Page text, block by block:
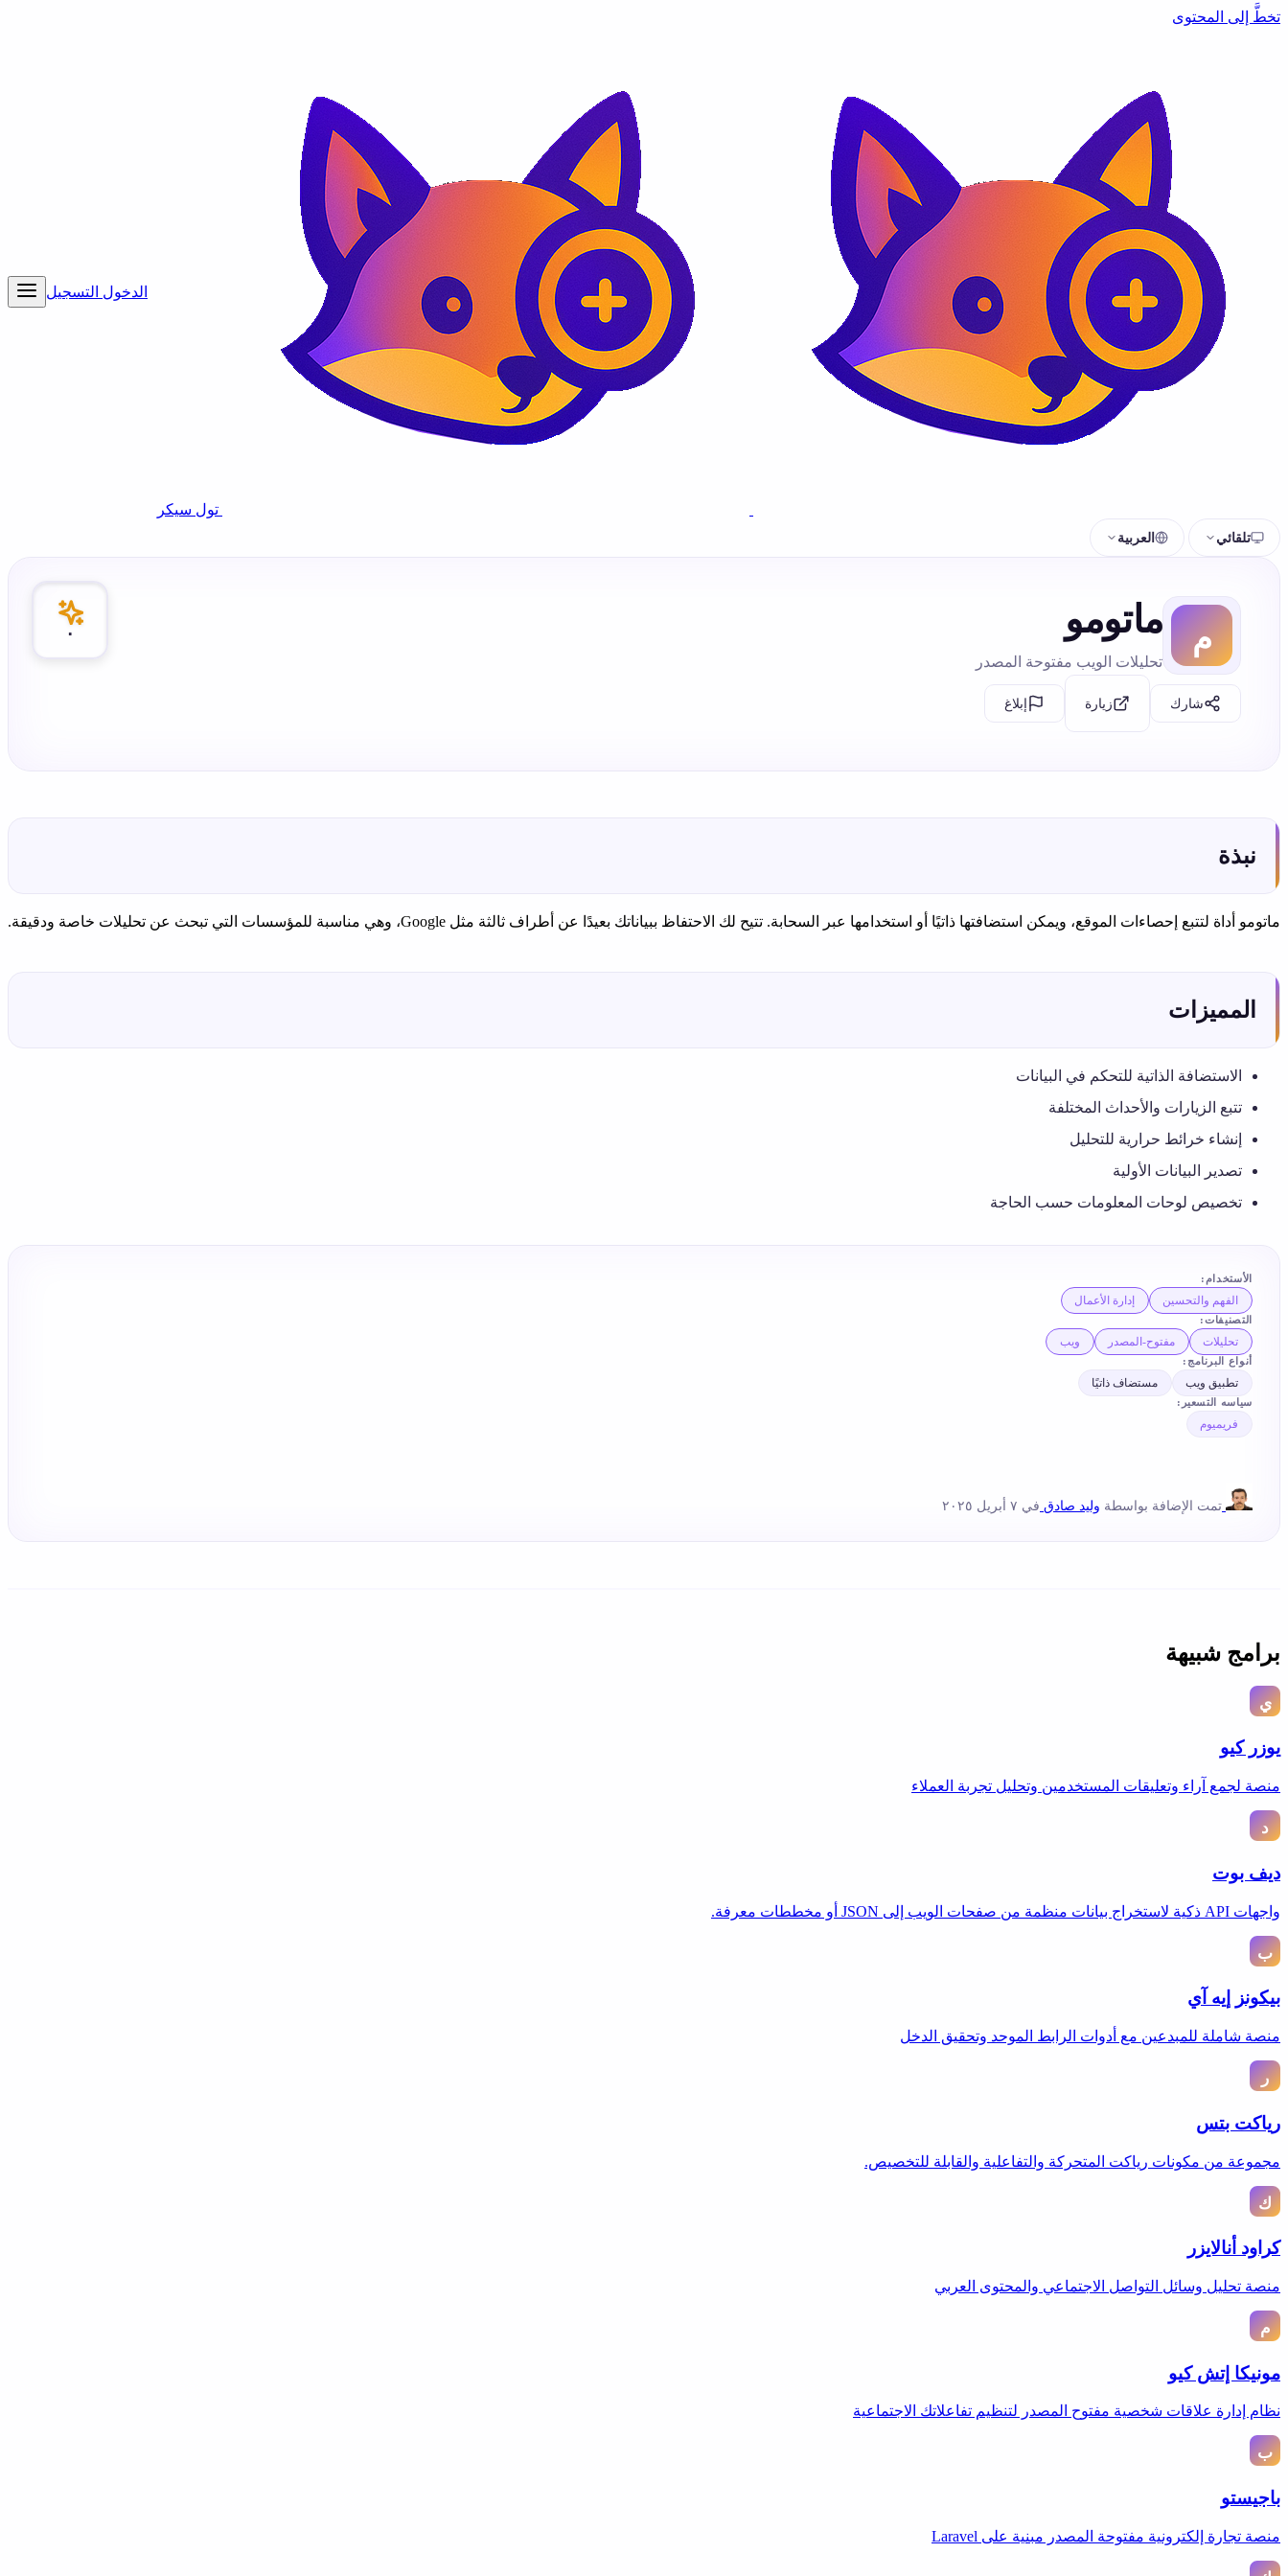
تخطَّ إلى المحتوى
تول سيكر
تلقائي العربية
الدخول التسجيل
ماتومو
تحليلات الويب مفتوحة المصدر
شارك زيارة إبلاغ
٠
نبذة
ماتومو أداة لتتبع إحصاءات الموقع، ويمكن استضافتها ذاتيًا أو استخدامها عبر السحابة. تتيح لك الاحتفاظ ببياناتك بعيدًا عن أطراف ثالثة مثل Google، وهي مناسبة للمؤسسات التي تبحث عن تحليلات خاصة ودقيقة.
المميزات
الاستضافة الذاتية للتحكم في البيانات
تتبع الزيارات والأحداث المختلفة
إنشاء خرائط حرارية للتحليل
تصدير البيانات الأولية
تخصيص لوحات المعلومات حسب الحاجة
اﻷستخدام:
الفهم والتحسين إدارة الأعمال
التصنيفات:
تحليلات مفتوح-المصدر ويب
أنواع البرنامج:
تطبيق ويب مستضاف ذاتيًا
سياسه التسعير:
فريميوم
تمت الإضافة بواسطة وليد صادق في ٧ أبريل ٢٠٢٥
برامج شبيهة
يوزر كيو
منصة لجمع آراء وتعليقات المستخدمين وتحليل تجربة العملاء
ديف بوت
واجهات API ذكية لاستخراج بيانات منظمة من صفحات الويب إلى JSON أو مخططات معرفة.
بيكونز إيه آي
منصة شاملة للمبدعين مع أدوات الرابط الموحد وتحقيق الدخل
رياكت بتس
مجموعة من مكونات رياكت المتحركة والتفاعلية والقابلة للتخصيص.
كراود أنالايزر
منصة تحليل وسائل التواصل الاجتماعي والمحتوى العربي
مونيكا إتش كيو
نظام إدارة علاقات شخصية مفتوح المصدر لتنظيم تفاعلاتك الاجتماعية
باجيستو
منصة تجارة إلكترونية مفتوحة المصدر مبنية على Laravel